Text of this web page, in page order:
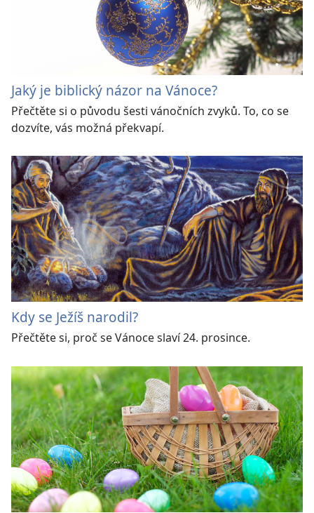
Jaký je biblický názor na Vánoce?
Přečtěte si o původu šesti vánočních zvyků. To, co se
dozvíte, vás možná překvapí.
Kdy se Ježíš narodil?
Přečtěte si, proč se Vánoce slaví 24. prosince.